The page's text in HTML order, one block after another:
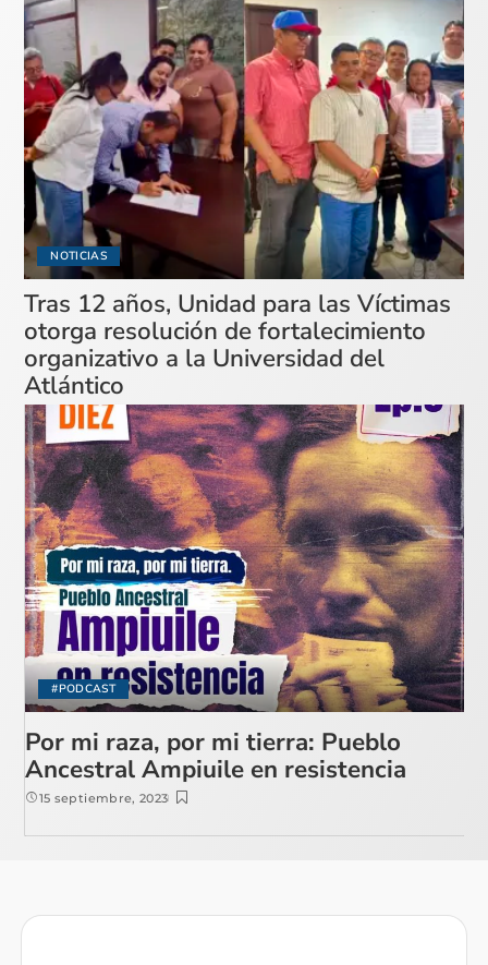
NOTICIAS
Tras 12 años, Unidad para las Víctimas
otorga resolución de fortalecimiento
organizativo a la Universidad del
Atlántico
#PODCAST
Por mi raza, por mi tierra: Pueblo
Ancestral Ampiuile en resistencia
15 septiembre, 2023